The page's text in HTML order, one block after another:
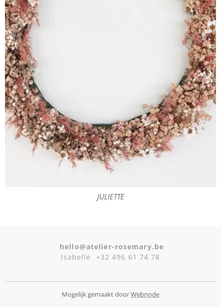
JULIETTE
hello@atelier-rosemary.be
Isabelle +32 496 61 74 78
Mogelijk gemaakt doorWebnode